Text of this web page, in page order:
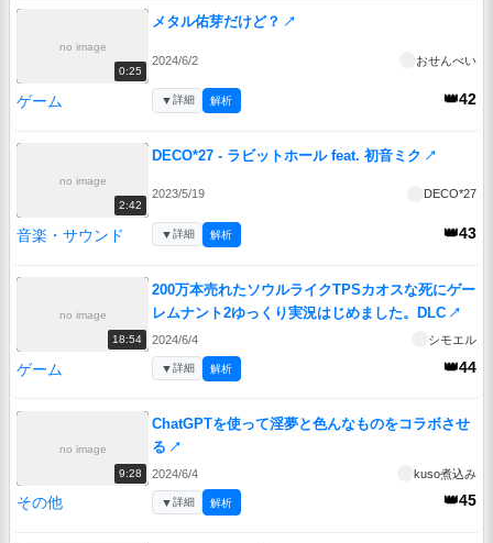
no image
0:25
メタル佑芽だけど？ ↗
2024/6/2 おせんべい
ゲーム 👑42
▼詳細 解析
no image
2:42
DECO*27 - ラビットホール feat. 初音ミク ↗
2023/5/19 DECO*27
音楽・サウンド 👑43
▼詳細 解析
no image
18:54
200万本売れたソウルライクTPSカオスな死にゲー
レムナント2ゆっくり実況はじめました。DLC ↗
2024/6/4 シモエル
ゲーム 👑44
▼詳細 解析
no image
9:28
ChatGPTを使って淫夢と色んなものをコラボさせ
る ↗
2024/6/4 kuso煮込み
その他 👑45
▼詳細 解析